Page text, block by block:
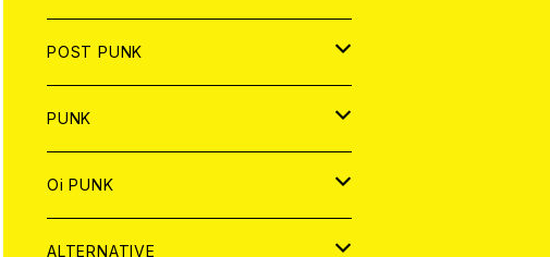
DIGITAL CONTENTS
ANALOG
JAPAN
CD
ANALOG
WORLD
CD
ANALOG
POST PUNK
CD
JAPAN
WORLD
ANALOG
JAPAN
PUNK
JAPAN
CD
WORLD
Oi PUNK
JAPAN
ALTERNATIVE